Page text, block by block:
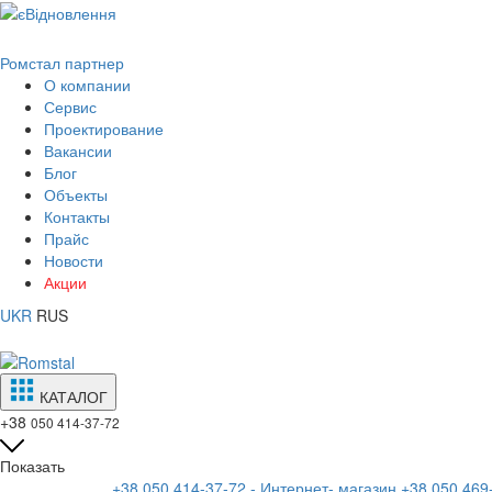
Ромстал партнер
О компании
Сервис
Проектирование
Вакансии
Блог
Объекты
Контакты
Прайс
Новости
Акции
UKR RUS
КАТАЛОГ
+38 050 414-37-72
Показать
+38 050 414-37-72 - Интернет- магазин +38 050